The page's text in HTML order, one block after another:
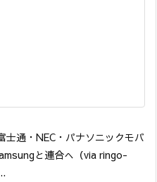
士通・NEC・パナソニックモバ
と連合へ （via ringo-